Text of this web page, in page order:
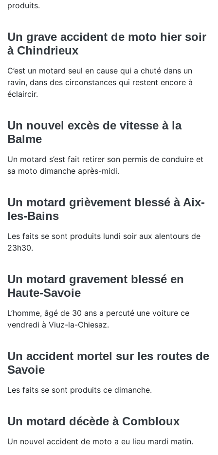
produits.
Un grave accident de moto hier soir
à Chindrieux
C’est un motard seul en cause qui a chuté dans un
ravin, dans des circonstances qui restent encore à
éclaircir.
Un nouvel excès de vitesse à la
Balme
Un motard s’est fait retirer son permis de conduire et
sa moto dimanche après-midi.
Un motard grièvement blessé à Aix-
les-Bains
Les faits se sont produits lundi soir aux alentours de
23h30.
Un motard gravement blessé en
Haute-Savoie
L’homme, âgé de 30 ans a percuté une voiture ce
vendredi à Viuz-la-Chiesaz.
Un accident mortel sur les routes de
Savoie
Les faits se sont produits ce dimanche.
Un motard décède à Combloux
Un nouvel accident de moto a eu lieu mardi matin.